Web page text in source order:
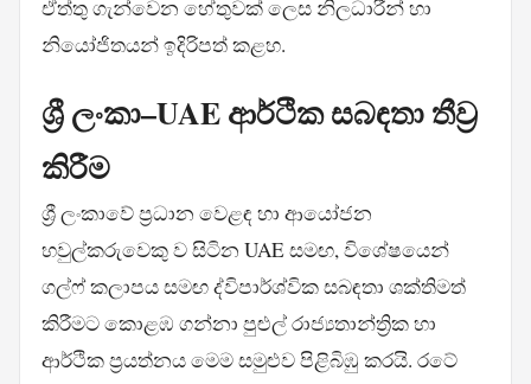
ඒත්තු ගැන්වෙන හේතුවක් ලෙස නිලධාරීන් හා
නියෝජිතයන් ඉදිරිපත් කළහ.
ශ්‍රී ලංකා–UAE ආර්ථික සබඳතා තීව්‍ර
කිරීම
ශ්‍රී ලංකාවේ ප්‍රධාන වෙළඳ හා ආයෝජන
හවුල්කරුවෙකු ව සිටින UAE සමඟ, විශේෂයෙන්
ගල්ෆ් කලාපය සමඟ ද්විපාර්ශ්වික සබඳතා ශක්තිමත්
කිරීමට කොළඹ ගන්නා පුළුල් රාජ්‍යතාන්ත්‍රික හා
ආර්ථික ප්‍රයත්නය මෙම සමුළුව පිළිබිඹු කරයි. රටේ